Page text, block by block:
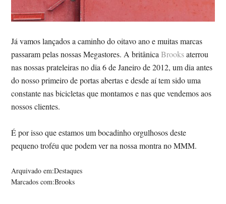
Já vamos lançados a caminho do oitavo ano e muitas marcas
passaram pelas nossas Megastores. A britânicaBrooksaterrou
nas nossas prateleiras no dia 6 de Janeiro de 2012, um dia antes
do nosso primeiro de portas abertas e desde aí tem sido uma
constante nas bicicletas que montamos e nas que vendemos aos
nossos clientes.
É por isso que estamos um bocadinho orgulhosos deste
pequeno troféu que podem ver na nossa montra no MMM.
Arquivado em:Destaques
Marcados com:Brooks